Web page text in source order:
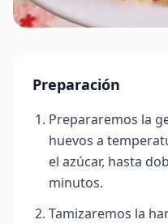
Preparación
Prepararemos la
huevos a
el azúcar, hasta
minutos.
Tamizaremos la